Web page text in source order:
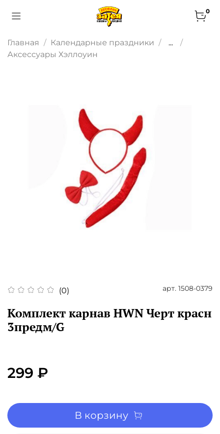
0
Главная Календарные праздники
...
Аксессуары Хэллоуин
(0) арт. 1508-0379
Комплект карнав HWN Черт красн
3предм/G
299 ₽
В корзину